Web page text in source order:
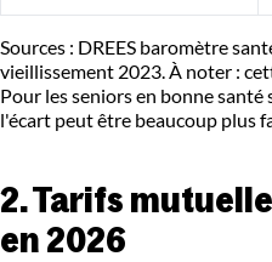
Sources : DREES baromètre
vieillissement 2023. À noter :
Pour les seniors en bonne
l'écart peut être beaucoup plus
2. Tarifs
en 2026